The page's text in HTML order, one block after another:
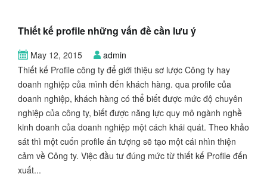
Thiết kế profile những vấn đề cần lưu ý
May 12, 2015
admin
Thiết kế Profile công ty để giới thiệu sơ lược Công ty hay
doanh nghiệp của mình đến khách hàng. qua profile của
doanh nghiệp, khách hàng có thể biết được mức độ chuyên
nghiệp của công ty, biết được năng lực quy mô ngành nghề
kinh doanh của doanh nghiệp một cách khái quát. Theo khảo
sát thì một cuốn profile ấn tượng sẽ tạo một cái nhìn thiện
cảm về Công ty. Việc đầu tư đúng mức từ thiết kế Profile đến
xuất...